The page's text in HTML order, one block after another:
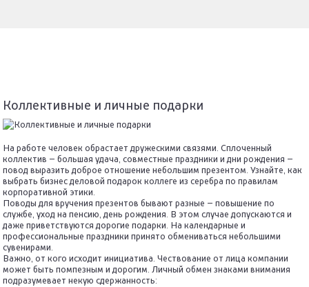
Коллективные и личные подарки
На работе человек обрастает дружескими связями. Сплоченный
коллектив – большая удача, совместные праздники и дни рождения –
повод выразить доброе отношение небольшим презентом. Узнайте, как
выбрать бизнес деловой подарок коллеге из серебра по правилам
корпоративной этики.
Поводы для вручения презентов бывают разные – повышение по
службе, уход на пенсию, день рождения. В этом случае допускаются и
даже приветствуются дорогие подарки. На календарные и
профессиональные праздники принято обмениваться небольшими
сувенирами.
Важно, от кого исходит инициатива. Чествование от лица компании
может быть помпезным и дорогим. Личный обмен знаками внимания
подразумевает некую сдержанность: